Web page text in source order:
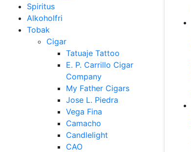
Spiritus
Alkoholfri
Tobak
Cigar
Tatuaje Tattoo
E. P. Carrillo Cigar
Company
My Father Cigars
Jose L. Piedra
Vega Fina
Camacho
Candlelight
CAO